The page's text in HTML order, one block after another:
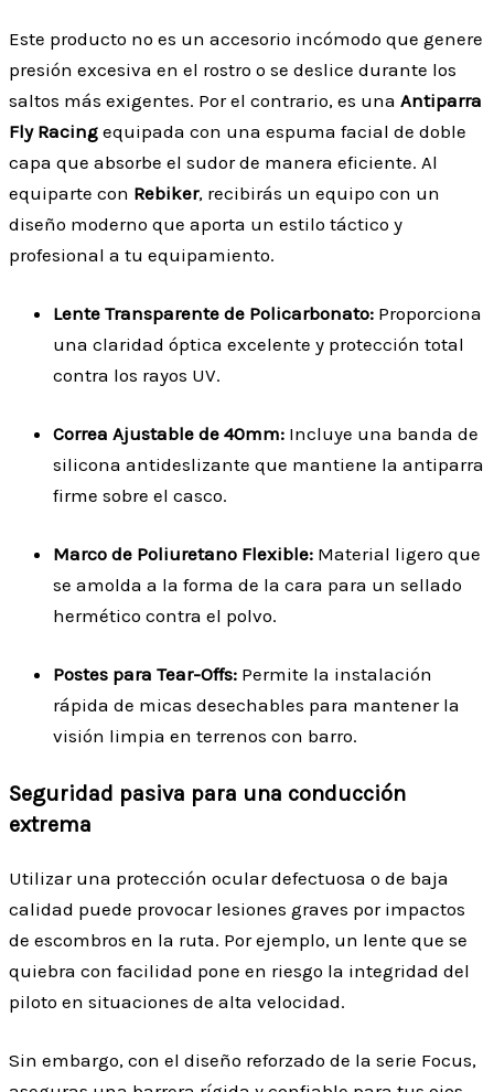
Este producto no es un accesorio incómodo que genere
presión excesiva en el rostro o se deslice durante los
saltos más exigentes. Por el contrario, es una Antiparra
Fly Racing equipada con una espuma facial de doble
capa que absorbe el sudor de manera eficiente. Al
equiparte con Rebiker, recibirás un equipo con un
diseño moderno que aporta un estilo táctico y
profesional a tu equipamiento.
Lente Transparente de Policarbonato: Proporciona
una claridad óptica excelente y protección total
contra los rayos UV.
Correa Ajustable de 40mm: Incluye una banda de
silicona antideslizante que mantiene la antiparra
firme sobre el casco.
Marco de Poliuretano Flexible: Material ligero que
se amolda a la forma de la cara para un sellado
hermético contra el polvo.
Postes para Tear-Offs: Permite la instalación
rápida de micas desechables para mantener la
visión limpia en terrenos con barro.
Seguridad pasiva para una conducción
extrema
Utilizar una protección ocular defectuosa o de baja
calidad puede provocar lesiones graves por impactos
de escombros en la ruta. Por ejemplo, un lente que se
quiebra con facilidad pone en riesgo la integridad del
piloto en situaciones de alta velocidad.
Sin embargo, con el diseño reforzado de la serie Focus,